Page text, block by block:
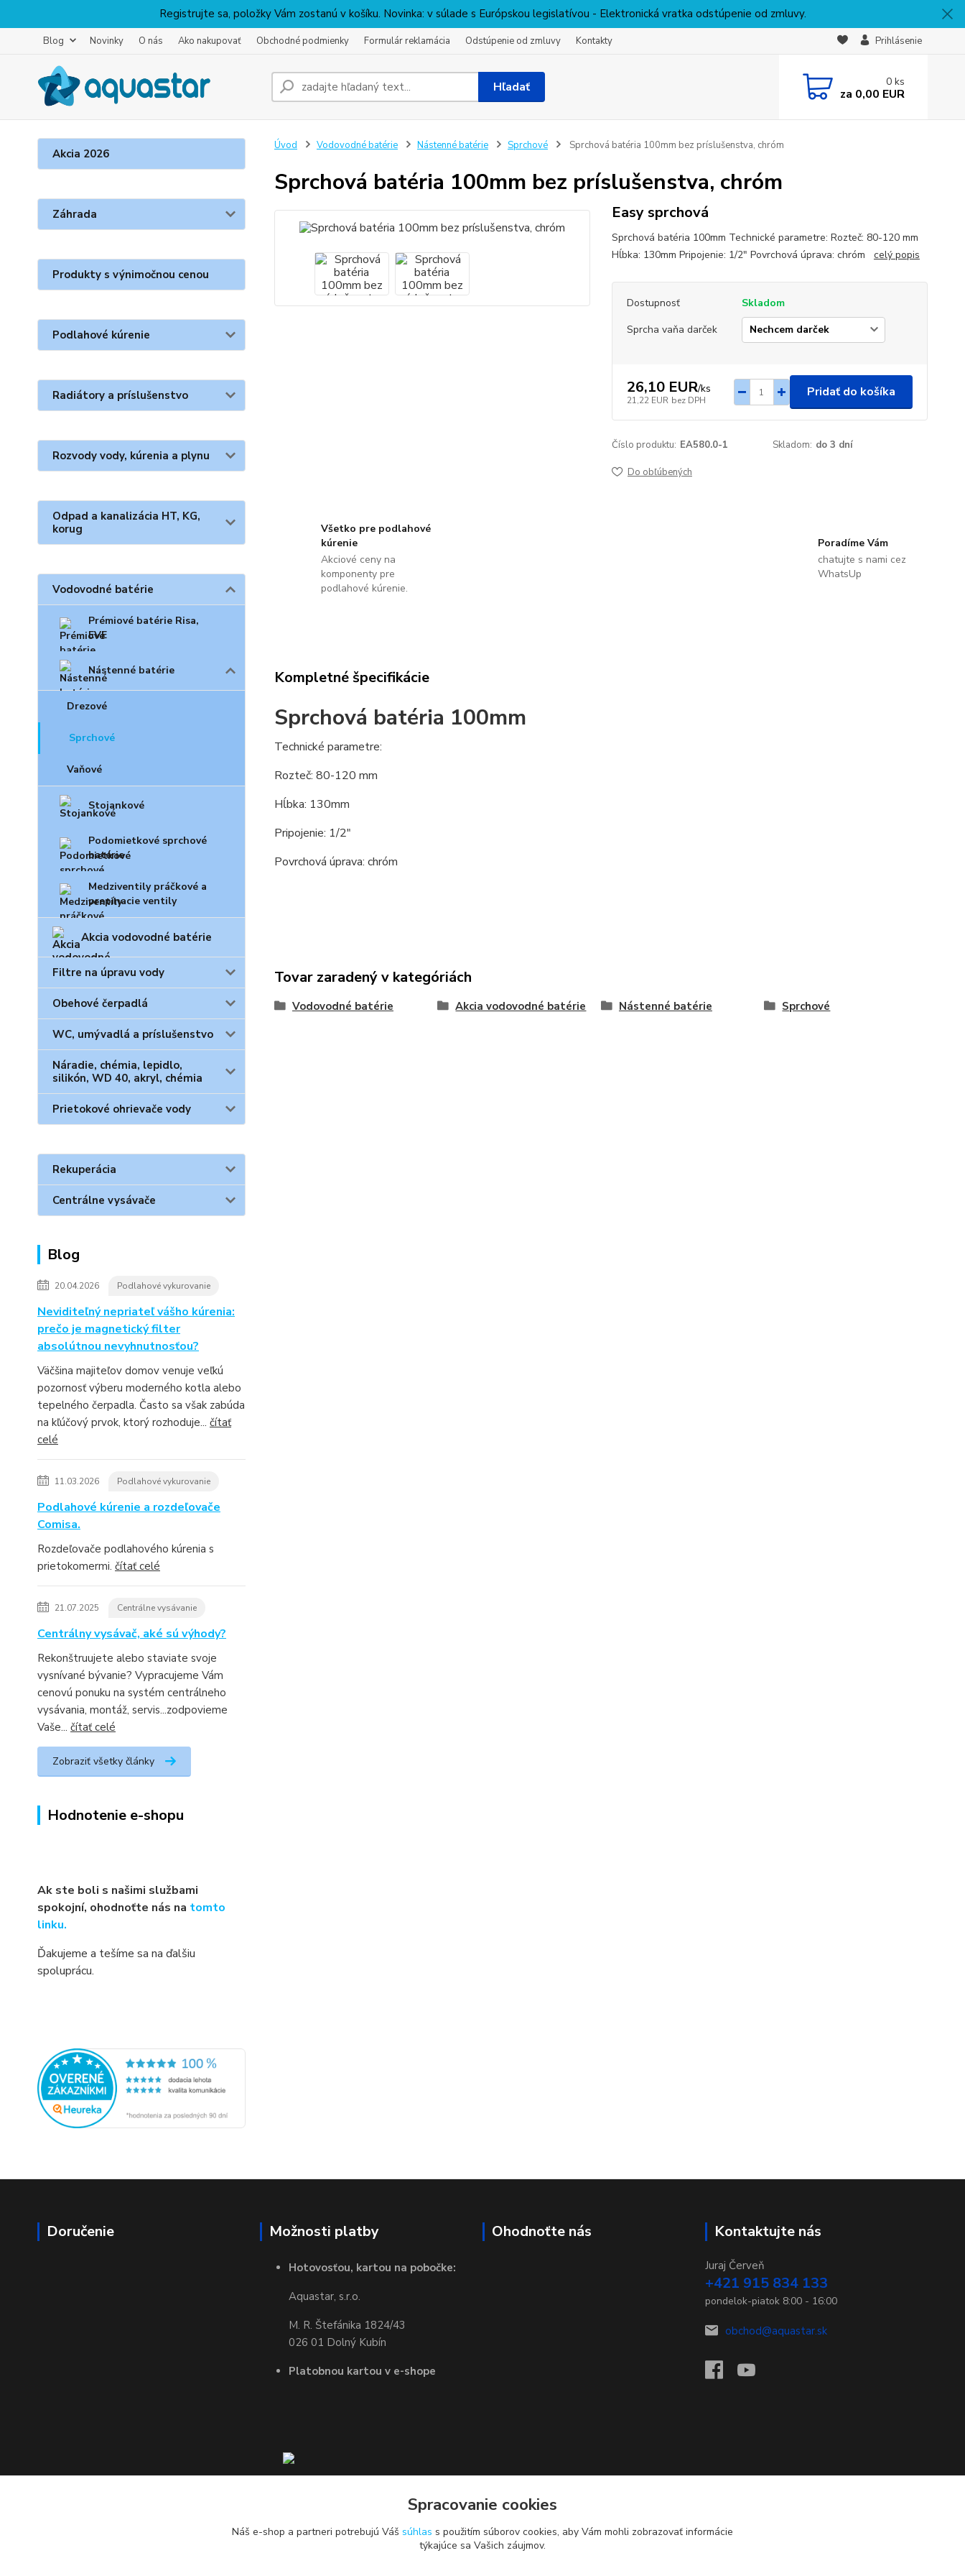
Registrujte sa, položky Vám zostanú v košíku. Novinka: v súlade s Európskou legislatívou - Elektronická vratka odstúpenie od zmluvy.
Blog Novinky O nás Ako nakupovať Obchodné podmienky Formulár reklamácia Odstúpenie od zmluvy Kontakty Prihlásenie
Hľadať 0 ks
za 0,00 EUR
Akcia 2026
Záhrada
Produkty s výnimočnou cenou
Podlahové kúrenie
Radiátory a príslušenstvo
Rozvody vody, kúrenia a plynu
Odpad a kanalizácia HT, KG,
korug
Vodovodné batérie
Prémiové batérie Risa,
EVE
Nástenné batérie
Drezové
Sprchové
Vaňové
Stojankové
Podomietkové sprchové
batérie
Medziventily práčkové a
prepínacie ventily
Akcia vodovodné batérie
Filtre na úpravu vody
Obehové čerpadlá
WC, umývadlá a príslušenstvo
Náradie, chémia, lepidlo,
silikón, WD 40, akryl, chémia
Prietokové ohrievače vody
Rekuperácia
Centrálne vysávače
Blog
20.04.2026 Podlahové vykurovanie
Neviditeľný nepriateľ vášho kúrenia:
prečo je magnetický filter
absolútnou nevyhnutnosťou?
Väčšina majiteľov domov venuje veľkú
pozornosť výberu moderného kotla alebo
tepelného čerpadla. Často sa však zabúda
na kľúčový prvok, ktorý rozhoduje... čítať
celé
11.03.2026 Podlahové vykurovanie
Podlahové kúrenie a rozdeľovače
Comisa.
Rozdeľovače podlahového kúrenia s
prietokomermi. čítať celé
21.07.2025 Centrálne vysávanie
Centrálny vysávač, aké sú výhody?
Rekonštruujete alebo staviate svoje
vysnívané bývanie? Vypracujeme Vám
cenovú ponuku na systém centrálneho
vysávania, montáž, servis...zodpovieme
Vaše... čítať celé
Zobraziť všetky články
Hodnotenie e-shopu
Ak ste boli s našimi službami
spokojní, ohodnoťte nás na tomto
linku.
Ďakujeme a tešíme sa na ďalšiu
spoluprácu.
Úvod Vodovodné batérie Nástenné batérie Sprchové Sprchová batéria 100mm bez príslušenstva, chróm
Sprchová batéria 100mm bez príslušenstva, chróm
Easy sprchová
Sprchová batéria 100mm Technické parametre: Rozteč: 80-120 mm
Hĺbka: 130mm Pripojenie: 1/2" Povrchová úprava: chróm celý popis
Dostupnosť
Skladom
Sprcha vaňa darček
26,10 EUR/ks
21,22 EUR bez DPH
Pridať do košíka
Číslo produktu: EA580.0-1 Skladom: do 3 dní
Do obľúbených
Všetko pre podlahové
kúrenie
Akciové ceny na
komponenty pre
podlahové kúrenie.
Poradíme Vám
chatujte s nami cez
WhatsUp
Kompletné špecifikácie
Sprchová batéria 100mm
Technické parametre:
Rozteč: 80-120 mm
Hĺbka: 130mm
Pripojenie: 1/2"
Povrchová úprava: chróm
Tovar zaradený v kategóriách
Vodovodné batérie Akcia vodovodné batérie Nástenné batérie Sprchové
Doručenie Možnosti platby
Hotovosťou, kartou na pobočke:
Aquastar, s.r.o.
M. R. Štefánika 1824/43
026 01 Dolný Kubín
Platobnou kartou v e-shope
Ohodnoťte nás Kontaktujte nás
Juraj Červeň
+421 915 834 133
pondelok-piatok 8:00 - 16:00
obchod@aquastar.sk
Spracovanie cookies
Náš e-shop a partneri potrebujú Váš súhlas s použitím súborov cookies, aby Vám mohli zobrazovať informácie
týkajúce sa Vašich záujmov.